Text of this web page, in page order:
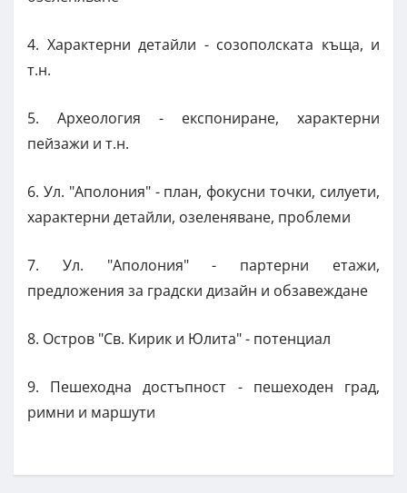
4. Характерни детайли - созополската къща, и
т.н.
5. Археология - експониране, характерни
пейзажи и т.н.
6. Ул. "Аполония" - план, фокусни точки, силуети,
характерни детайли, озеленяване, проблеми
7. Ул. "Аполония" - партерни етажи,
предложения за градски дизайн и обзавеждане
8. Остров "Св. Кирик и Юлита" - потенциал
9. Пешеходна достъпност - пешеходен град,
римни и маршути